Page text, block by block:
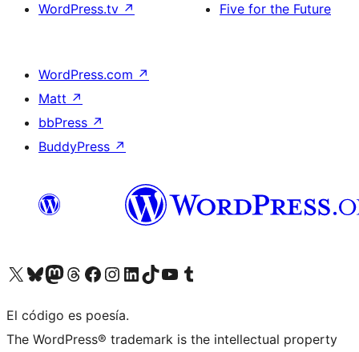
WordPress.tv ↗
Five for the Future
WordPress.com ↗
Matt ↗
bbPress ↗
BuddyPress ↗
Visita nuestra cuenta de X (anteriormente Twitter)
Visita nuestra cuenta de Bluesky
Visita nuestra cuenta de Mastodon
Visita nuestra cuenta de Threads
Visita nuestra página de Facebook
Visita nuestra cuenta de Instagram
Visita nuestra cuenta de LinkedIn
Visita nuestra cuenta de TikTok
Visita nuestro canal de YouTube
Visita nuestra cuenta de Tumblr
El código es poesía.
The WordPress® trademark is the intellectual property